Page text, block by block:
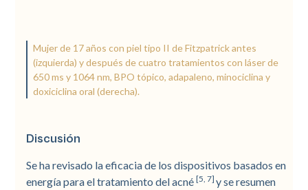
Mujer de 17 años con piel tipo II de Fitzpatrick antes
(izquierda) y después de cuatro tratamientos con láser de
650 ms y 1064 nm, BPO tópico, adapaleno, minociclina y
doxiciclina oral (derecha).
Discusión
Se ha revisado la eficacia de los dispositivos basados en
energía para el tratamiento del acné[5, 7]y se resumen